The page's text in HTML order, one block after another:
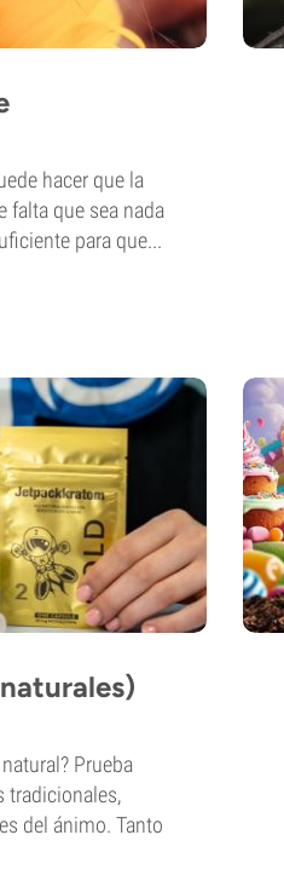
hacer que la
falta que sea nada
para que...
Prueba
tradicionales,
del ánimo. Tanto